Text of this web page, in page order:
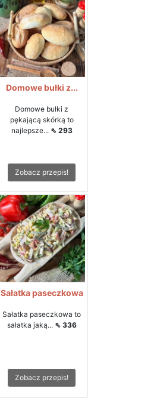
Domowe bułki z...
Domowe bułki z
pękającą skórką to
najlepsze... ⇖ 293
Zobacz przepis!
Sałatka paseczkowa
Sałatka paseczkowa to
sałatka jaką... ⇖ 336
Zobacz przepis!